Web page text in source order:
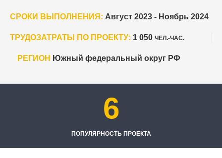
СРОКИ ВЫПОЛНЕНИЯ: Август 2023 - Ноябрь 2024
ТРУДОЗАТРАТЫ ПО ПРОЕКТУ: 1 050 ЧЕЛ.-ЧАС.
РЕГИОН Южный федеральный округ РФ
6
ПОПУЛЯРНОСТЬ ПРОЕКТА